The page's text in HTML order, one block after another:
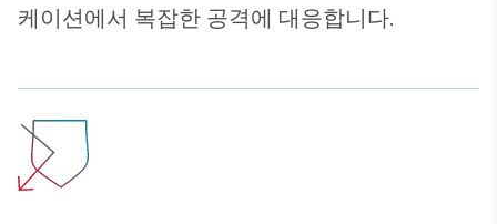
케이션에서 복잡한 공격에 대응합니다.